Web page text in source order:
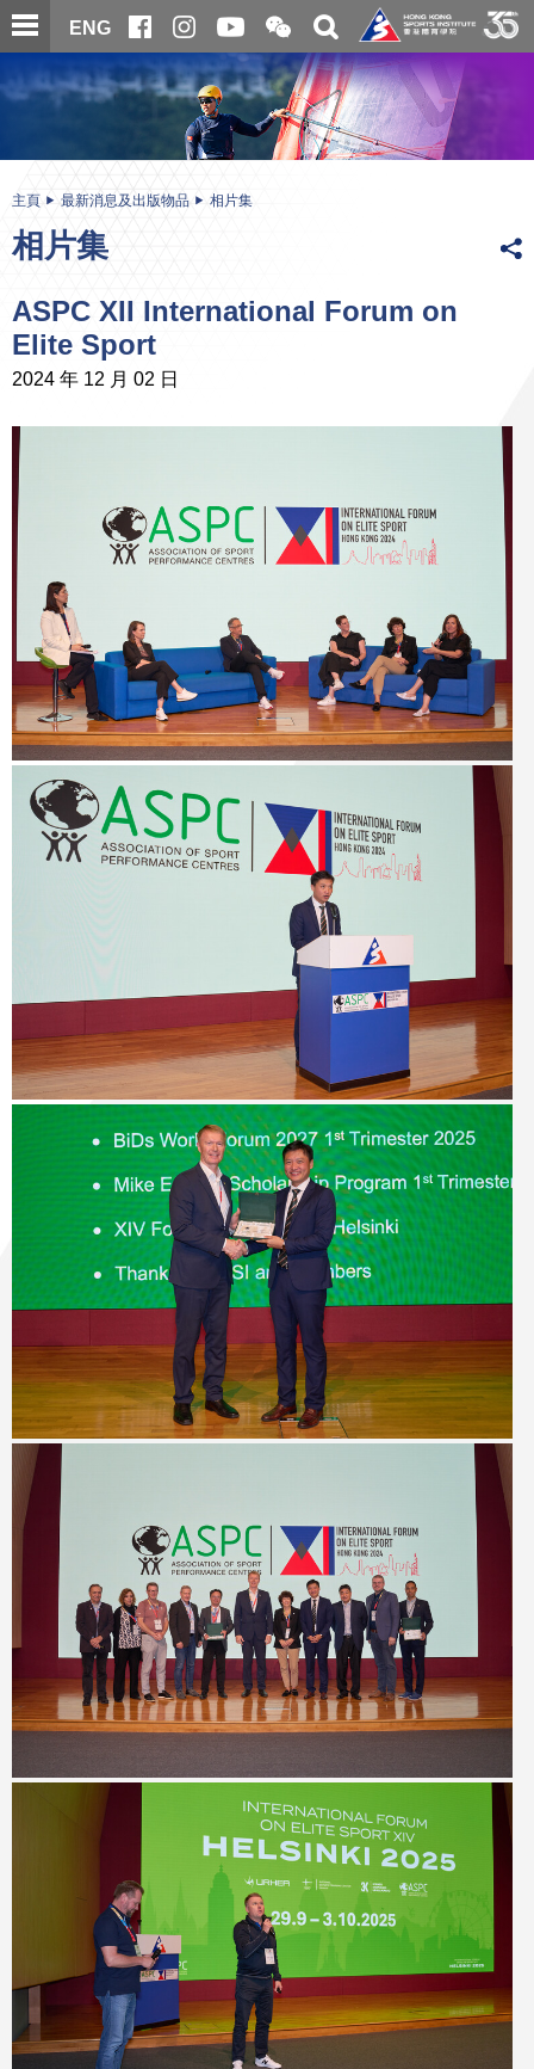
跳
至
內
ENG
開
合
微
信
二
維
碼
關
搜
尋
内
主頁 最新消息及出版物品 相片集
相片集
ASPC XII International Forum on
Elite Sport
2024 年 12 月 02 日